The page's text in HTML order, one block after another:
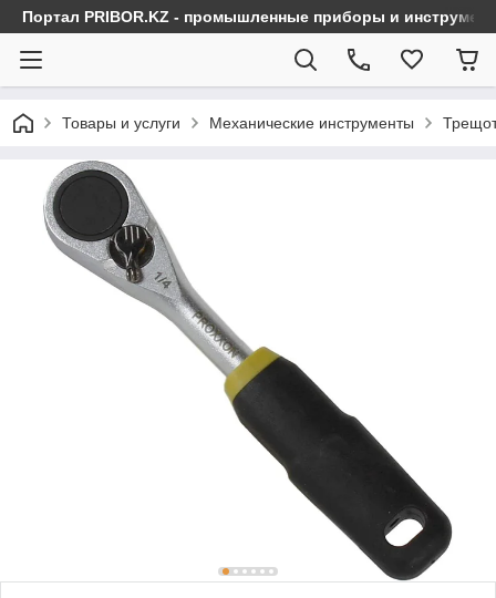
Портал PRIBOR.KZ - промышленные приборы и
Товары и услуги Механические инструменты